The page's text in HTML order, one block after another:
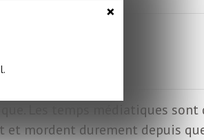
Les temps médiatiques sont
et mordent durement depuis
×